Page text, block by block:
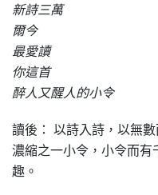
新詩三萬
爾今
最愛讀
你這首
醉人又醒人的小令
讀後： 以詩入詩，以無
濃縮之一小令，小令而
趣。